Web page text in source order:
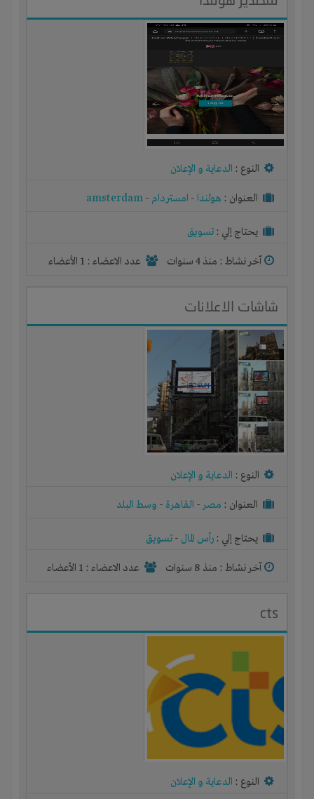
النوع : الدعاية و الإعلان
العنوان : هولندا - امستردام -
amsterdam
يحتاج إلي : تسويق
آخر نشاط : منذ 4 سنوات عدد الاعضاء : 1 الأعضاء
شاشات الاعلانات
النوع : الدعاية و الإعلان
العنوان : مصر- القاهرة - وسط البلد
يحتاج إلي : رأس المال - تسويق
آخر نشاط : منذ 8 سنوات عدد الاعضاء : 1 الأعضاء
cts
النوع : الدعاية و الإعلان